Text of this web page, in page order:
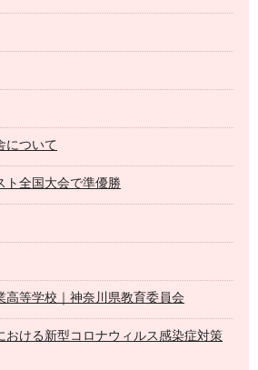
について
ト全国大会で準優勝
高等学校｜神奈川県教育委員会
おける新型コロナウィルス感染症対策